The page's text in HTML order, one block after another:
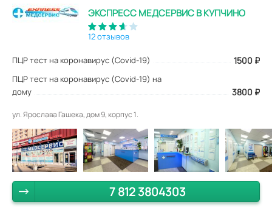
ЭКСПРЕСС МЕДСЕРВИС В КУПЧИНО
12 отзывов
ПЦР тест на коронавирус (Covid-19) 1500 ₽
ПЦР тест на коронавирус (Covid-19) на
дому
3800 ₽
ул. Ярослава Гашека, дом 9, корпус 1.
7 812 3804303